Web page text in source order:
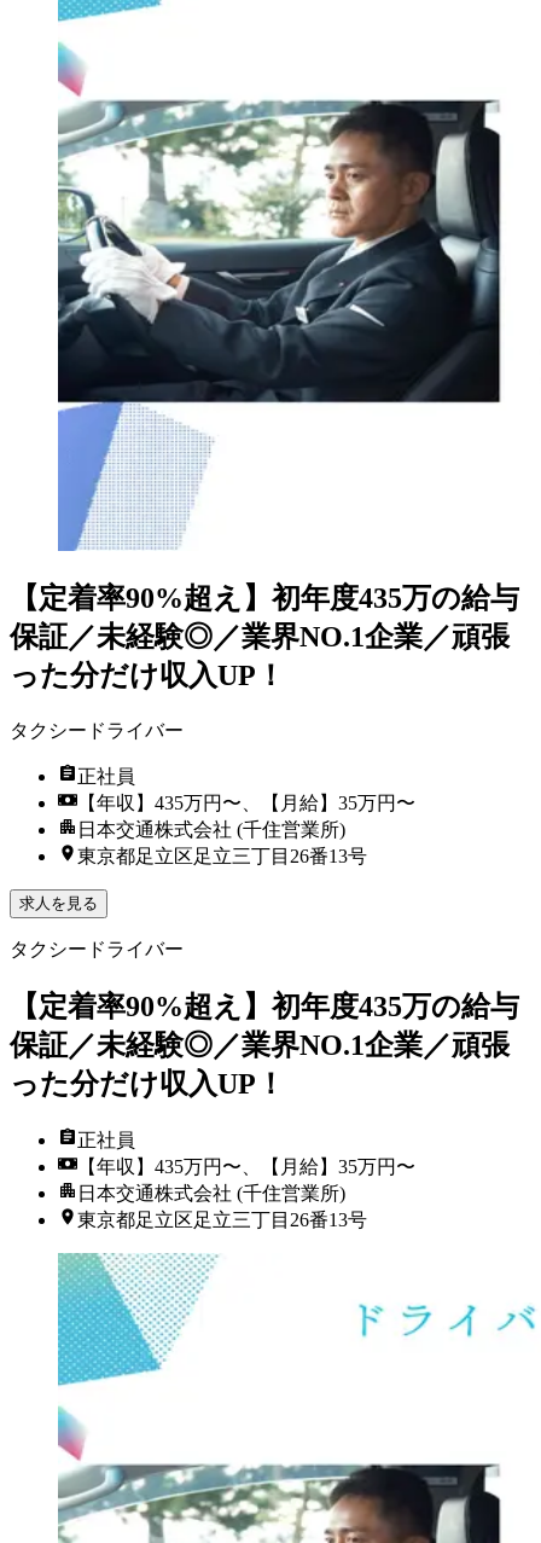
【定着率90%超え】初年度435万の給与
保証／未経験◎／業界NO.1企業／頑張
った分だけ収入UP！
タクシードライバー
正社員
【年収】435万円〜、【月給】35万円〜
日本交通株式会社 (千住営業所)
東京都足立区足立三丁目26番13号
求人を見る
タクシードライバー
【定着率90%超え】初年度435万の給与
保証／未経験◎／業界NO.1企業／頑張
った分だけ収入UP！
正社員
【年収】435万円〜、【月給】35万円〜
日本交通株式会社 (千住営業所)
東京都足立区足立三丁目26番13号